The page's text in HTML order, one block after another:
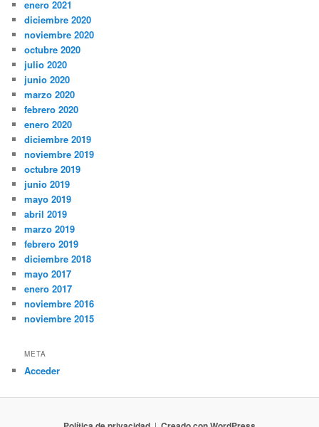
enero 2021
diciembre 2020
noviembre 2020
octubre 2020
julio 2020
junio 2020
marzo 2020
febrero 2020
enero 2020
diciembre 2019
noviembre 2019
octubre 2019
junio 2019
mayo 2019
abril 2019
marzo 2019
febrero 2019
diciembre 2018
mayo 2017
enero 2017
noviembre 2016
noviembre 2015
META
Acceder